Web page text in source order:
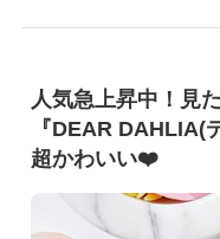
人気急上昇中！見
『DEAR DAHLIA(
超かわいい❤️